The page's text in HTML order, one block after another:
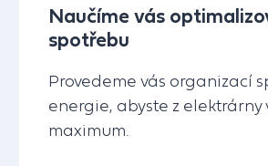
Naučíme vás
spotřebu
Provedeme vás organizací
energie, abyste z elektrárny
maximum.